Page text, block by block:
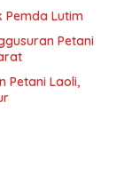
Pemda Lutim
Petani
Petani Laoli,